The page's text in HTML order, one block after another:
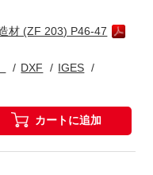
材 (ZF 203) P46-47
DXF
IGES
カートに追加